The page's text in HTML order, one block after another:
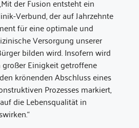
der Fusion entsteht ein
Verbund, der auf Jahrzehnte
für eine optimale und
Versorgung unserer
bilden wird. Insofern wird
Einigkeit getroffene
krönenden Abschluss eines
Prozesses markiert,
die Lebensqualität in